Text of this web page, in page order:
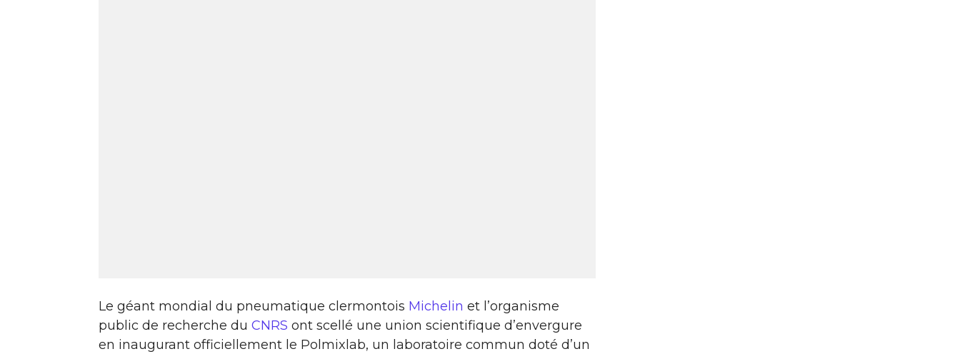
Le géant mondial du pneumatique clermontois Michelin et l’organisme
public de recherche du CNRS ont scellé une union scientifique d’envergure
en inaugurant officiellement le Polmixlab, un laboratoire commun doté d’un